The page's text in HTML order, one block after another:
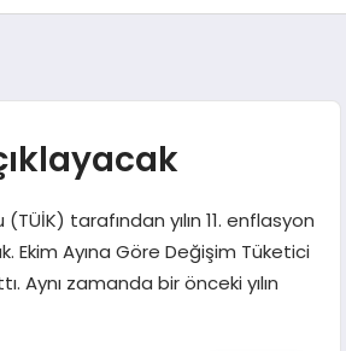
tarafından yılın 11. enflasyon
Ekim Ayına Göre Değişim Tüketici
Aynı zamanda bir önceki yılın